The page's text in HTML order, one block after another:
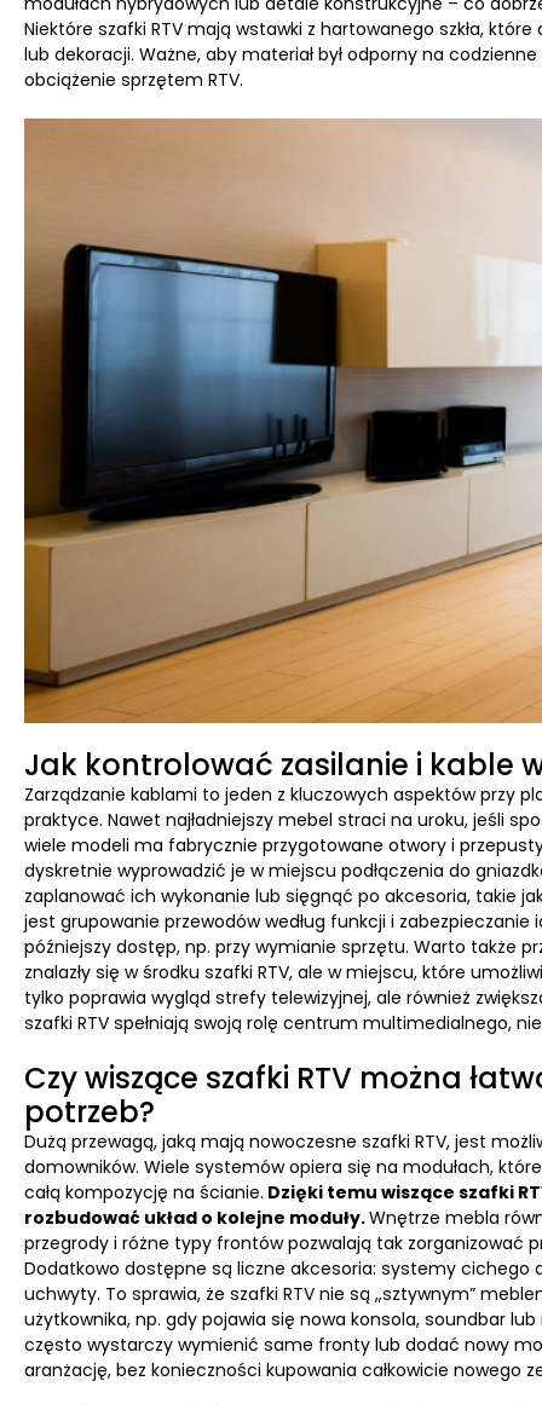
Niektóre szafki RTV mają wstawki z hartowanego szkła,
lub dekoracji. Ważne, aby materiał był odporny na
obciążenie sprzętem RTV.
Jak kontrolować zasilanie i kable
Zarządzanie kablami to jeden z kluczowych aspektów przy
praktyce. Nawet najładniejszy mebel straci na uroku, jeśli
wiele modeli ma fabrycznie przygotowane otwory i
dyskretnie wyprowadzić je w miejscu podłączenia do
zaplanować ich wykonanie lub sięgnąć po akcesoria, takie
jest grupowanie przewodów według funkcji i
późniejszy dostęp, np. przy wymianie sprzętu. Warto także
znalazły się w środku szafki RTV, ale w miejscu, które
tylko poprawia wygląd strefy telewizyjnej, ale również
szafki RTV spełniają swoją rolę centrum multimedialnego,
Czy wiszące szafki RTV można
potrzeb?
Dużą przewagą, jaką mają nowoczesne szafki RTV, jest
domowników. Wiele systemów opiera się na modułach,
całą kompozycję na ścianie. Dzięki temu wiszące szafki
rozbudować układ o kolejne moduły.Wnętrze mebla
przegrody i różne typy frontów pozwalają tak zorganizować
Dodatkowo dostępne są liczne akcesoria: systemy cichego
uchwyty. To sprawia, że szafki RTV nie są „sztywnym”
użytkownika, np. gdy pojawia się nowa konsola, soundbar
często wystarczy wymienić same fronty lub dodać nowy
aranżację, bez konieczności kupowania całkowicie nowego